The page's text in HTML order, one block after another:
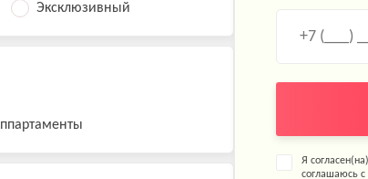
Эксклюзивный
Я
соглашаюсь с